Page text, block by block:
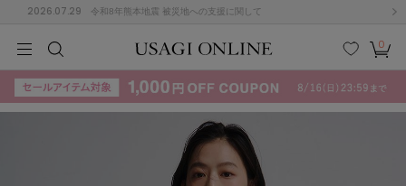
2026.07.29 令和8年熊本地震 被災地への支援に関して
検索
お気
に入
カー
ト
0
KIDSBABYBEAUTYLIFE STYLE
(715)
KIDSBABYBEAUTYLIFE STYLE
F G